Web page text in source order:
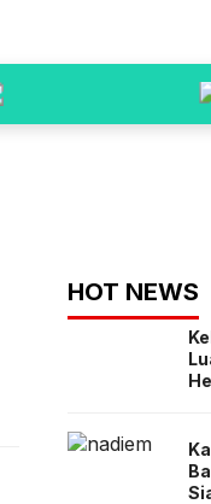
HOT NEWS